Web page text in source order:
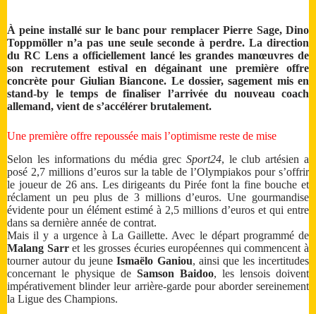
À peine installé sur le banc pour remplacer Pierre Sage, Dino
Toppmöller n’a pas une seule seconde à perdre. La direction
du RC Lens a officiellement lancé les grandes manœuvres de
son recrutement estival en dégainant une première offre
concrète pour Giulian Biancone. Le dossier, sagement mis en
stand-by le temps de finaliser l’arrivée du nouveau coach
allemand, vient de s’accélérer brutalement.
Une première offre repoussée mais l’optimisme reste de mise
Selon les informations du média grec Sport24, le club artésien a
posé 2,7 millions d’euros sur la table de l’Olympiakos pour s’offrir
le joueur de 26 ans. Les dirigeants du Pirée font la fine bouche et
réclament un peu plus de 3 millions d’euros. Une gourmandise
évidente pour un élément estimé à 2,5 millions d’euros et qui entre
dans sa dernière année de contrat.
Mais il y a urgence à La Gaillette. Avec le départ programmé de
Malang Sarret les grosses écuries européennes qui commencent à
tourner autour du jeuneIsmaëlo Ganiou, ainsi que les incertitudes
concernant le physique de Samson Baidoo, les lensois doivent
impérativement blinder leur arrière-garde pour aborder sereinement
la Ligue des Champions.